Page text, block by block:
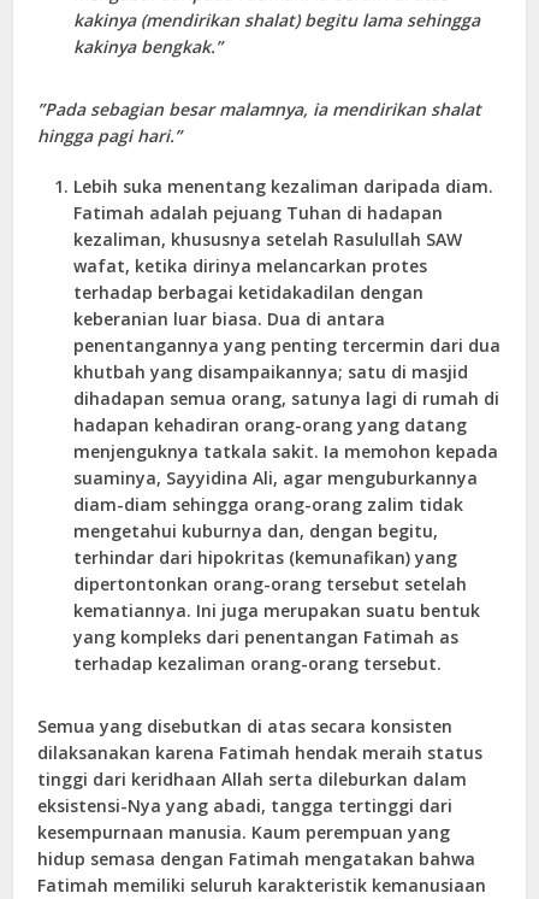
kakinya (mendirikan shalat) begitu lama sehingga
kakinya bengkak.”
”Pada sebagian besar malamnya, ia mendirikan shalat
hingga pagi hari.”
Lebih suka menentang kezaliman daripada diam.
Fatimah adalah pejuang Tuhan di hadapan
kezaliman, khususnya setelah Rasulullah SAW
wafat, ketika dirinya melancarkan protes
terhadap berbagai ketidakadilan dengan
keberanian luar biasa. Dua di antara
penentangannya yang penting tercermin dari dua
khutbah yang disampaikannya; satu di masjid
dihadapan semua orang, satunya lagi di rumah di
hadapan kehadiran orang-orang yang datang
menjenguknya tatkala sakit. Ia memohon kepada
suaminya, Sayyidina Ali, agar menguburkannya
diam-diam sehingga orang-orang zalim tidak
mengetahui kuburnya dan, dengan begitu,
terhindar dari hipokritas (kemunafikan) yang
dipertontonkan orang-orang tersebut setelah
kematiannya. Ini juga merupakan suatu bentuk
yang kompleks dari penentangan Fatimah as
terhadap kezaliman orang-orang tersebut.
Semua yang disebutkan di atas secara konsisten
dilaksanakan karena Fatimah hendak meraih status
tinggi dari keridhaan Allah serta dileburkan dalam
eksistensi-Nya yang abadi, tangga tertinggi dari
kesempurnaan manusia. Kaum perempuan yang
hidup semasa dengan Fatimah mengatakan bahwa
Fatimah memiliki seluruh karakteristik kemanusiaan